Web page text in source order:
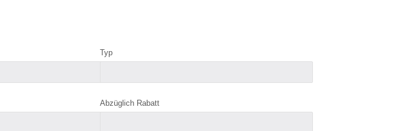
Typ
Abzüglich Rabatt